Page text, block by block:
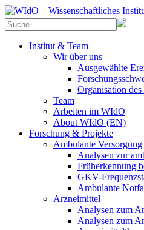
Institut & Team
Wir über uns
Ausgewählte
Organisation
Team
Arbeiten im WIdO
About WIdO (EN)
Forschung & Projekte
Ambulante Versorgung
Analysen zur
Früherkennung
GKV-
Ambulante
Arzneimittel
Analysen zum
Analysen zum